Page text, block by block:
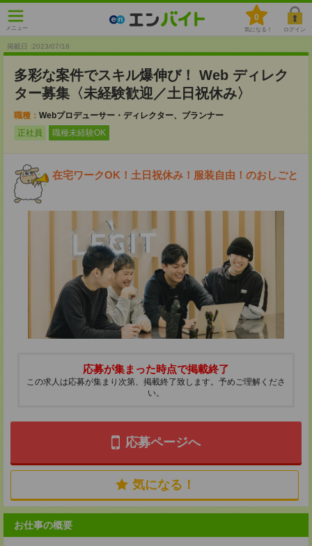
メニュー
0
気になる！ ログイン
掲載日 :2023/07/18
多彩な案件でスキル爆伸び！ Web ディレク
ター募集〈未経験歓迎／土日祝休み〉
職種： Webプロデューサー・ディレクター、プランナー
正社員
職種未経験OK
在宅ワークOK！土日祝休み！服装自由！のおしごと
応募が集まった時点で掲載終了
この求人は応募が集まり次第、掲載終了致します。予めご理解くださ
い。
応募ページへ
気になる！
お仕事の概要